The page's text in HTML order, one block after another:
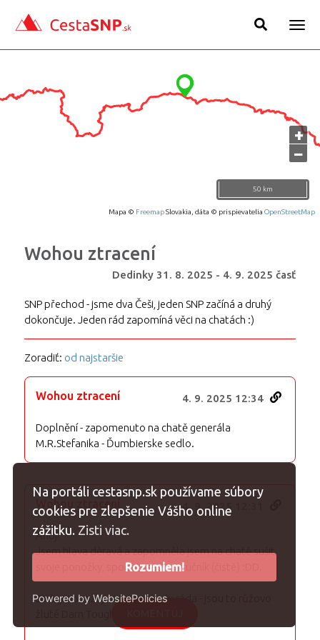
Na portáli cestasnp.sk používame súbory
cookies pre zlepšenie Vášho online
zážitku. Zisti viac.
Rozumiem!
Powered by WebsitePolicies
+
−
50 km
Mapa © FreemapSlovakia, dáta © prispievatelia OpenStreetMap
Wohou ztracení
Dedinky 31. 8. 2025 - 4. 9. 2025 časť
SNP přechod - jsme dva Češi, jeden SNP začíná a druhý
dokončuje. Jeden rád zapomíná věci na chatách :)
Zoradiť: od najstaršie
Wohou ztracení 4. 9. 2025 12:34
Doplnění - zapomenuto na chatě generála
M.R.Stefanika - Ďumbierske sedlo.
Wohou ztracení 4. 9. 2025 12:31
Ahoj!
Jsem hlava děravá a zapomněla jsem na chatě sušit
svoje ponožky, spodní prádlo a ručník (čisté) :DD.
Jedny ponožky mám opravdu ráda - jsou to růžovo